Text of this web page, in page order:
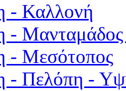
- Καλλονή
- Μανταμάδος
- Μεσότοπος
- Πελόπη -